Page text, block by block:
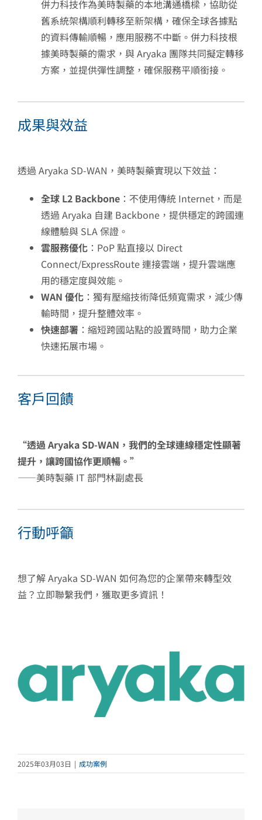
併力科技作為美時製藥的本地溝通橋樑，協助從
舊系統架構順利轉移至新架構，確保全球各據點
的資料傳輸順暢，應用服務不中斷。併力科技根
據美時製藥的需求，與 Aryaka 團隊共同擬定轉移
方案，並提供彈性調整，確保服務平順銜接。
成果與效益
透過 Aryaka SD-WAN，美時製藥實現以下效益：
全球 L2 Backbone：不使用傳統 Internet，而是
透過 Aryaka 自建 Backbone，提供穩定的跨國連
線體驗與 SLA 保證。
雲服務優化：PoP 點直接以 Direct
Connect/ExpressRoute 連接雲端，提升雲端應
用的穩定度與效能。
WAN 優化：獨有壓縮技術降低頻寬需求，減少傳
輸時間，提升整體效率。
快速部署：縮短跨國站點的設置時間，助力企業
快速拓展市場。
客戶回饋
“透過 Aryaka SD-WAN，我們的全球連線穩定性顯著
提升，讓跨國協作更順暢。”
——美時製藥 IT 部門林副處長
行動呼籲
想了解 Aryaka SD-WAN 如何為您的企業帶來轉型效
益？立即聯繫我們，獲取更多資訊！
2025年03月03日 | 成功案例